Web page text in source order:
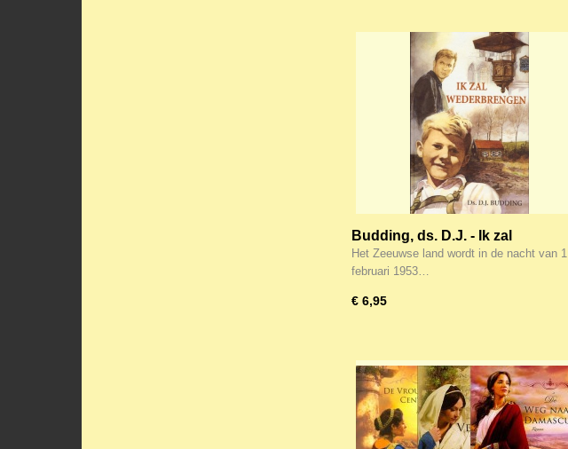
Budding, ds. D.J. - Ik zal
wederbrengen
Het Zeeuwse land wordt in de nacht van 1
februari 1953…
€ 6,95